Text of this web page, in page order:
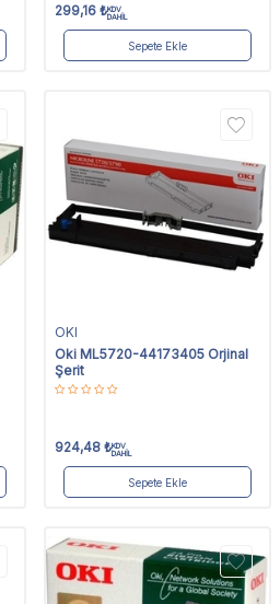
299,16 ₺KDV
DAHİL
Sepete Ekle
OKI
Oki ML5720-44173405 Orjinal
Şerit
924,48 ₺KDV
DAHİL
Sepete Ekle